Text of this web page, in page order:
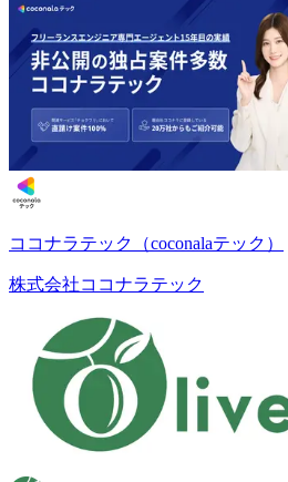
ココナラテック（coconalaテック）
株式会社ココナラテック